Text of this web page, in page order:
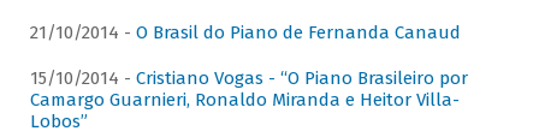
21/10/2014 - O Brasil do Piano de Fernanda Canaud
15/10/2014 - Cristiano Vogas - “O Piano Brasileiro por
Camargo Guarnieri, Ronaldo Miranda e Heitor Villa-
Lobos”